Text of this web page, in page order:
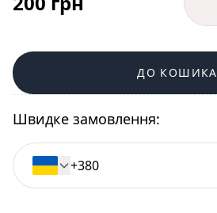
ДО КОШИКА
Швидке замовлення: